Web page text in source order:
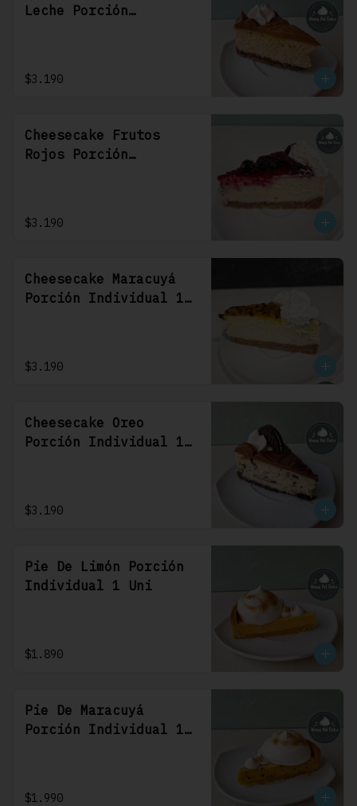
Leche Porción
$3.190
Cheesecake Frutos
Rojos Porción
$3.190
Cheesecake Maracuyá
Porción Individual 1
$3.190
Cheesecake Oreo
Porción Individual 1
$3.190
Pie De Limón Porción
Individual 1 Uni
$1.890
Pie De Maracuyá
Porción Individual 1
$1.990